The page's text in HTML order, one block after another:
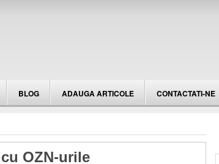
BLOG ADAUGA ARTICOLE CONTACTATI-NE
OZN-urile